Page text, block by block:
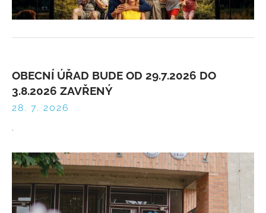
OBECNÍ ÚŘAD BUDE OD 29.7.2026 DO
3.8.2026 ZAVŘENÝ
28. 7. 2026
.